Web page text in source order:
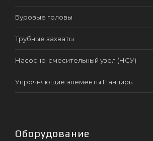
Буровые головы
Трубные захваты
Насосно-смесительный узел (НСУ)
Упрочняющие элементы Панцирь
Оборудование